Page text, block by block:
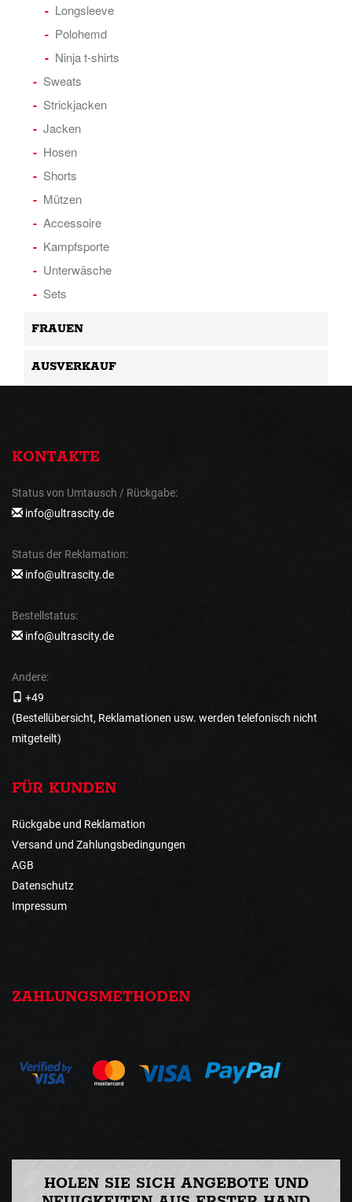
Longsleeve
Polohemd
Ninja t-shirts
Sweats
Strickjacken
Jacken
Hosen
Shorts
Mützen
Accessoire
Kampfsporte
Unterwäsche
Sets
FRAUEN
AUSVERKAUF
KONTAKTE
Status von Umtausch / Rückgabe:
info@ultrascity.de
Status der Reklamation:
info@ultrascity.de
Bestellstatus:
info@ultrascity.de
Andere:
+49
(Bestellübersicht, Reklamationen usw. werden telefonisch nicht
mitgeteilt)
FÜR KUNDEN
Rückgabe und Reklamation
Versand und Zahlungsbedingungen
AGB
Datenschutz
Impressum
ZAHLUNGSMETHODEN
HOLEN SIE SICH ANGEBOTE UND